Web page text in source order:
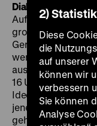
Dialog“ durch die
Aufklärung?
großen Ideen der
Gerechtigkeit –
wer durfte an
ausgeschlossen?
16 Uhr entdecken
Ideen der großen
jener, die damals
gehörten etwa
2)
Diese
die
auf unserer
können wir
verbessern
Sie können
Analyse